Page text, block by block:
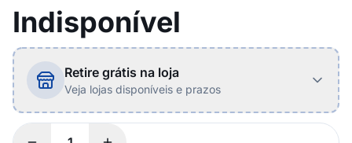
Indisponível
Retire grátis na loja
Veja lojas disponíveis e prazos